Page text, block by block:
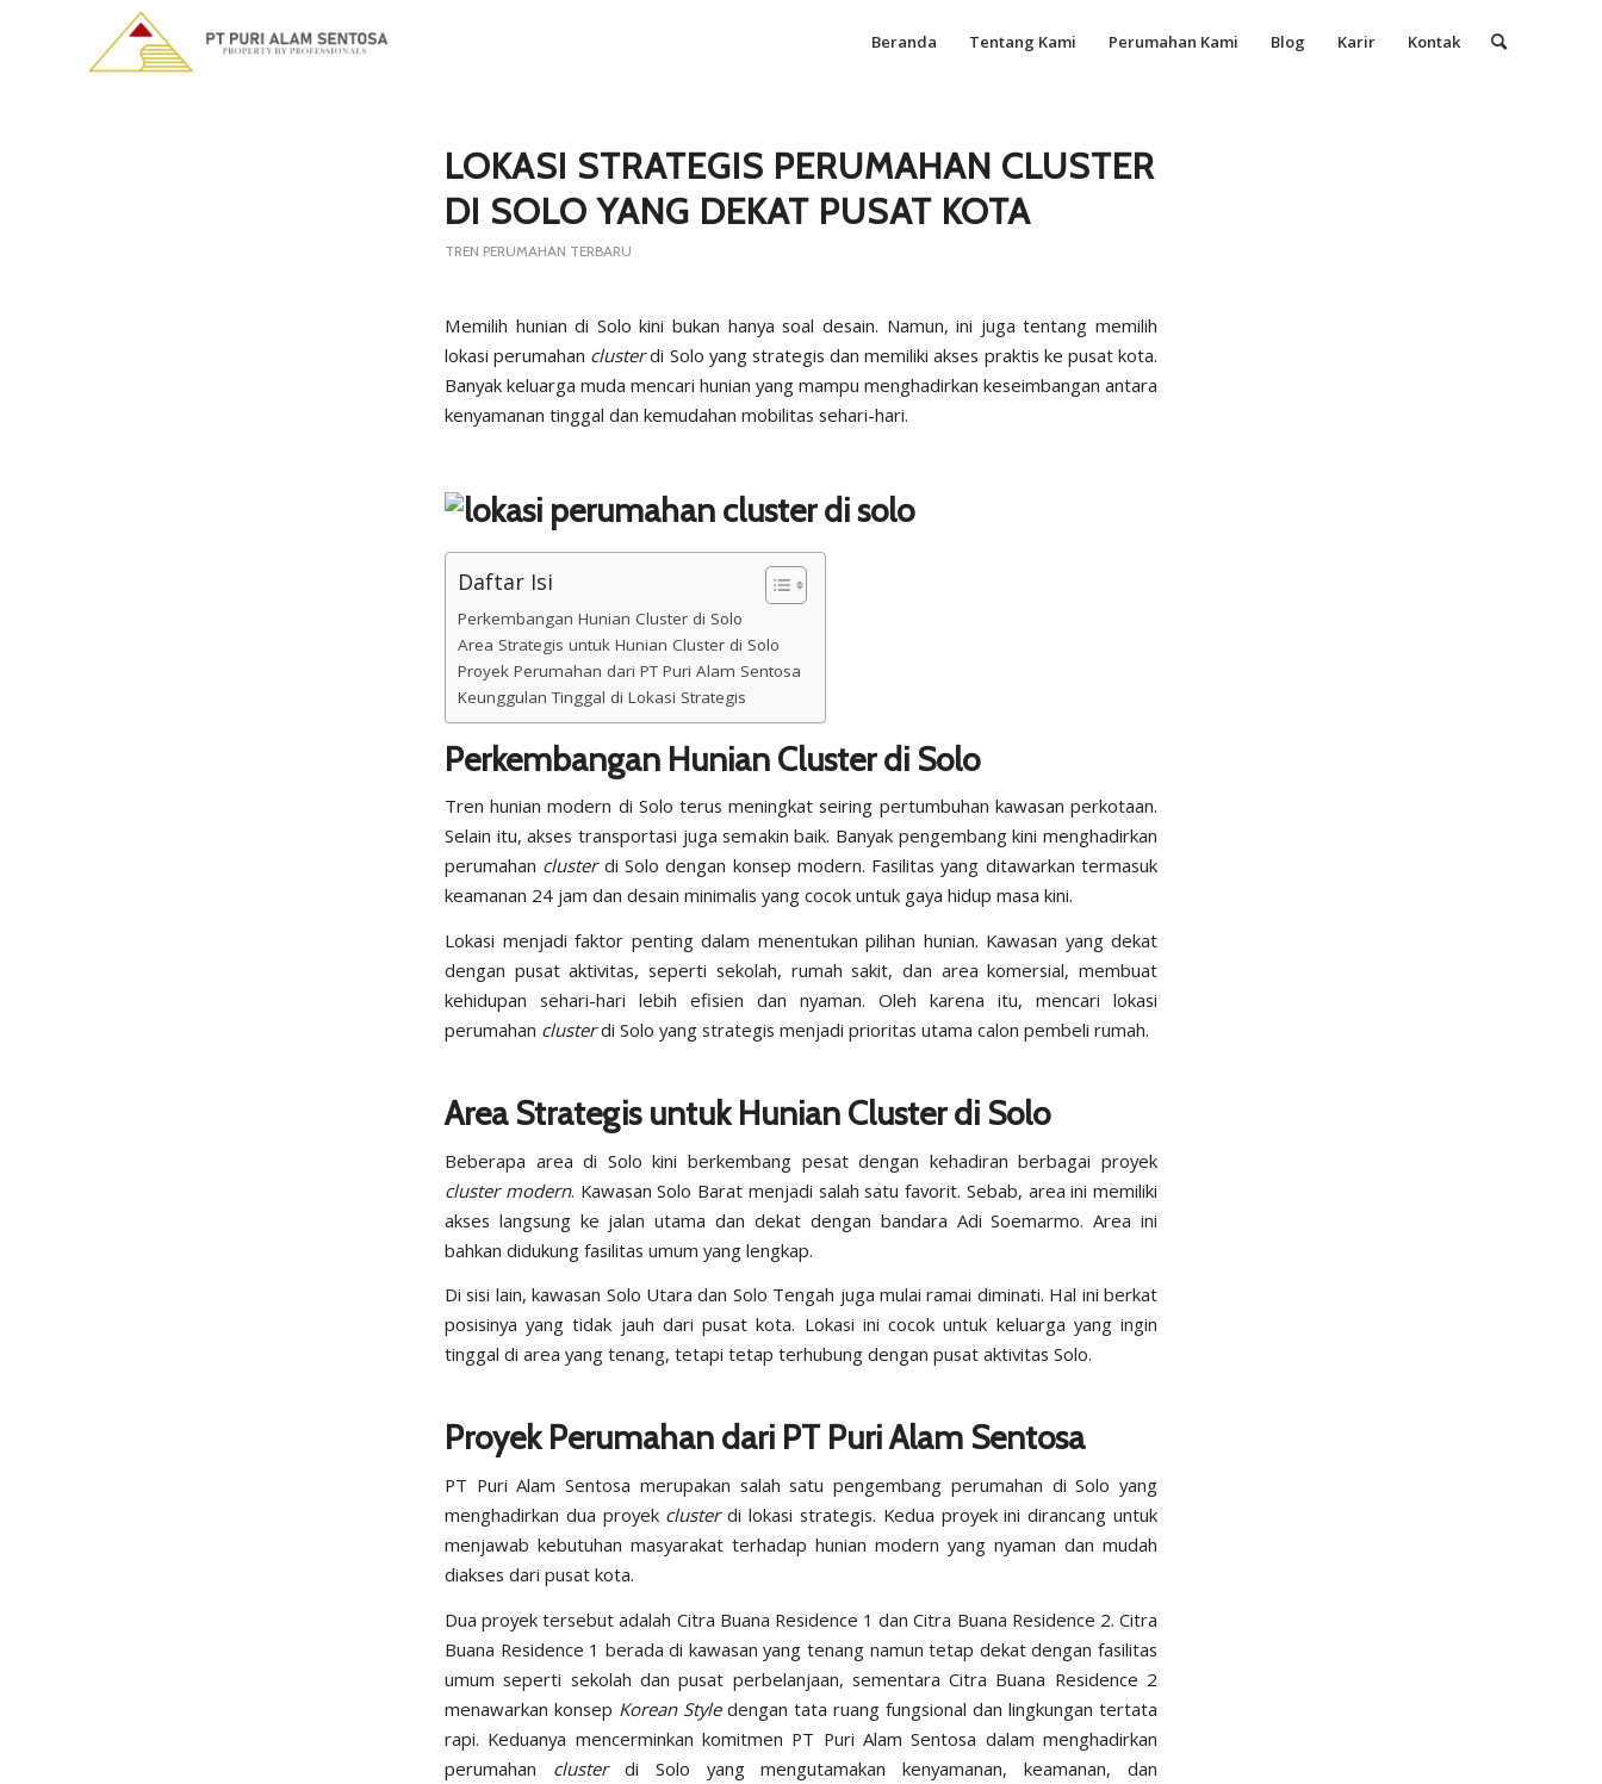
Beranda Tentang Kami Perumahan Kami Blog Karir Kontak
LOKASI STRATEGIS PERUMAHAN CLUSTER
DI SOLO YANG DEKAT PUSAT KOTA
TREN PERUMAHAN TERBARU
Memilih hunian di Solo kini bukan hanya soal desain. Namun, ini juga tentang memilih
lokasi perumahan clusterdi Solo yang strategis dan memiliki akses praktis ke pusat kota.
Banyak keluarga muda mencari hunian yang mampu menghadirkan keseimbangan antara
kenyamanan tinggal dan kemudahan mobilitas sehari-hari.
Daftar Isi
Perkembangan Hunian Cluster di Solo
Area Strategis untuk Hunian Cluster di Solo
Proyek Perumahan dari PT Puri Alam Sentosa
Keunggulan Tinggal di Lokasi Strategis
Perkembangan Hunian Cluster di Solo
Tren hunian modern di Solo terus meningkat seiring pertumbuhan kawasan perkotaan.
Selain itu, akses transportasi juga semakin baik. Banyak pengembang kini menghadirkan
perumahan clusterdi Solo dengan konsep modern. Fasilitas yang ditawarkan termasuk
keamanan 24 jam dan desain minimalis yang cocok untuk gaya hidup masa kini.
Lokasi menjadi faktor penting dalam menentukan pilihan hunian. Kawasan yang dekat
dengan pusat aktivitas, seperti sekolah, rumah sakit, dan area komersial, membuat
kehidupan sehari-hari lebih efisien dan nyaman. Oleh karena itu, mencari lokasi
perumahan clusterdi Solo yang strategis menjadi prioritas utama calon pembeli rumah.
Area Strategis untuk Hunian Cluster di Solo
Beberapa area di Solo kini berkembang pesat dengan kehadiran berbagai proyek
cluster modern. Kawasan Solo Barat menjadi salah satu favorit. Sebab, area ini memiliki
akses langsung ke jalan utama dan dekat dengan bandara Adi Soemarmo. Area ini
bahkan didukung fasilitas umum yang lengkap.
Di sisi lain, kawasan Solo Utara dan Solo Tengah juga mulai ramai diminati. Hal ini berkat
posisinya yang tidak jauh dari pusat kota. Lokasi ini cocok untuk keluarga yang ingin
tinggal di area yang tenang, tetapi tetap terhubung dengan pusat aktivitas Solo.
Proyek Perumahan dari PT Puri Alam Sentosa
PT Puri Alam Sentosa merupakan salah satu pengembang perumahan di Solo yang
menghadirkan dua proyek clusterdi lokasi strategis. Kedua proyek ini dirancang untuk
menjawab kebutuhan masyarakat terhadap hunian modern yang nyaman dan mudah
diakses dari pusat kota.
Dua proyek tersebut adalah Citra Buana Residence 1 danCitra Buana Residence 2. Citra
Buana Residence 1 berada di kawasan yang tenang namun tetap dekat dengan fasilitas
umum seperti sekolah dan pusat perbelanjaan, sementara Citra Buana Residence 2
menawarkan konsep Korean Styledengan tata ruang fungsional dan lingkungan tertata
rapi. Keduanya mencerminkan komitmen PT Puri Alam Sentosa dalam menghadirkan
perumahan clusterdi Solo yang mengutamakan kenyamanan, keamanan, dan